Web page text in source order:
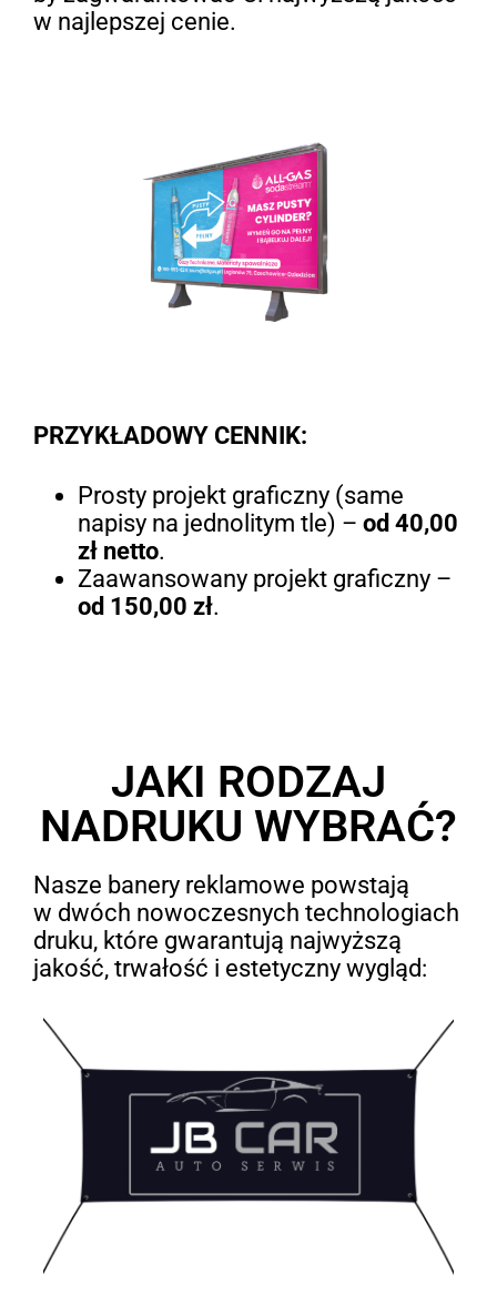
w najlepszej cenie.
PRZYKŁADOWY CENNIK:
Prosty projekt graficzny (same
napisy na jednolitym tle) – od 40,00
zł netto.
Zaawansowany projekt graficzny –
od 150,00 zł.
JAKI RODZAJ
NADRUKU WYBRAĆ?
Nasze banery reklamowe powstają
w dwóch nowoczesnych technologiach
druku, które gwarantują najwyższą
jakość, trwałość i estetyczny wygląd: